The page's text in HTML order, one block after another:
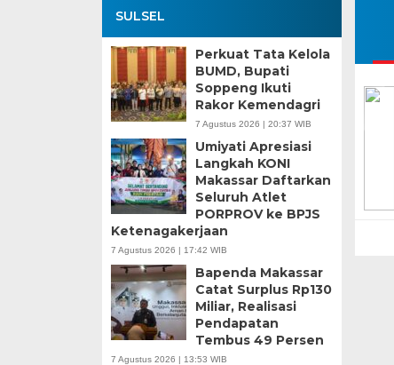
SULSEL
Perkuat Tata Kelola
BUMD, Bupati
Soppeng Ikuti
Rakor Kemendagri
7 Agustus 2026 | 20:37 WIB
Umiyati Apresiasi
Langkah KONI
Makassar Daftarkan
Seluruh Atlet
PORPROV ke BPJS
Ketenagakerjaan
7 Agustus 2026 | 17:42 WIB
Bapenda Makassar
Catat Surplus Rp130
Miliar, Realisasi
Pendapatan
Tembus 49 Persen
7 Agustus 2026 | 13:53 WIB